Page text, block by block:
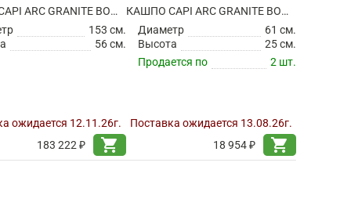
КАШПО CAPI ARC GRANITE BOWL LOW ANTHRACITE
153 см.
56 см.
ожидается 12.11.26г.
183 222 ₽
shopping_cart
КАШПО CAPI ARC GRANITE BOWL LOW BLACK
Диаметр
61 см.
Высота
25 см.
Продается по
2 шт.
Поставка ожидается 13.08.26г.
18 954 ₽
shopping_cart